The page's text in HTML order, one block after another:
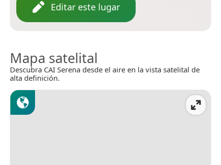
Editar este lugar
Mapa satelital
Descubra CAI Serena desde el aire en la vista satelital de
alta definición.